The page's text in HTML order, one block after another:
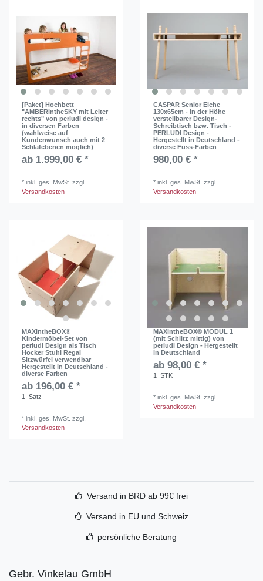
[Paket] Hochbett
"AMBERintheSKY mit Leiter
rechts" von perludi design -
in diversen Farben
(wahlweise auf
Kundenwunsch auch mit 2
Schlafebenen möglich)
ab 1.999,00 € *
*inkl. ges. MwSt. zzgl.
Versandkosten
CASPAR Senior Eiche
130x65cm - in der Höhe
verstellbarer Design-
Schreibtisch bzw. Tisch -
PERLUDI Design -
Hergestellt in Deutschland -
diverse Fuss-Farben
980,00 € *
*inkl. ges. MwSt. zzgl.
Versandkosten
MAXintheBOX®
Kindermöbel-Set von
perludi Design als Tisch
Hocker Stuhl Regal
Sitzwürfel verwendbar
Hergestellt in Deutschland -
diverse Farben
ab 196,00 € *
1 Satz
*inkl. ges. MwSt. zzgl.
Versandkosten
MAXintheBOX® MODUL 1
(mit Schlitz mittig) von
perludi Design - Hergestellt
in Deutschland
ab 98,00 € *
1 STK
*inkl. ges. MwSt. zzgl.
Versandkosten
Versand in BRD ab 99€ frei
Versand in EU und Schweiz
persönliche Beratung
Gebr. Vinkelau GmbH